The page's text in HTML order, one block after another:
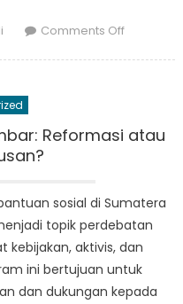
Comments Offon
Bansos
and
Families
Reformasi atau
sosial di Sumatera
topik perdebatan
kebijakan, aktivis, dan
ini bertujuan untuk
dan dukungan kepada